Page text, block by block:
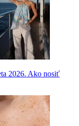
2026. Ako nosiť